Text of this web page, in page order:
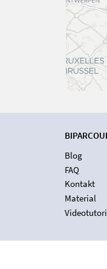
Blog
FAQ
Kontakt
Material